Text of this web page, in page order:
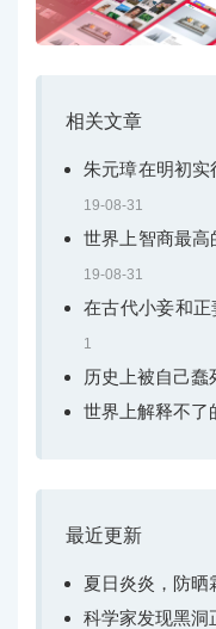
相关文章
朱元璋在明初实
19-08-31
世界上智商最
19-08-31
在古代小妾和
1
历史上被自己蠢
世界上解释不了
最近更新
夏日炎炎，防晒
科学家发现黑洞